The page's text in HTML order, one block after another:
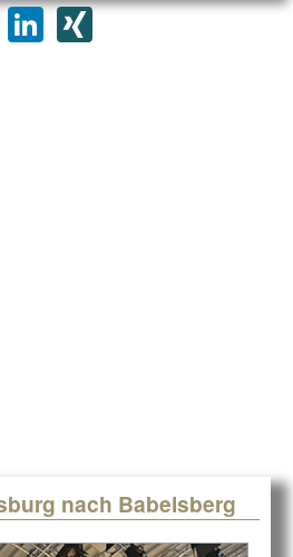
nach Babelsberg
Li XI